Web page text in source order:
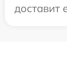
доставит